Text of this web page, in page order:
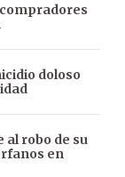
doloso
robo de su
en